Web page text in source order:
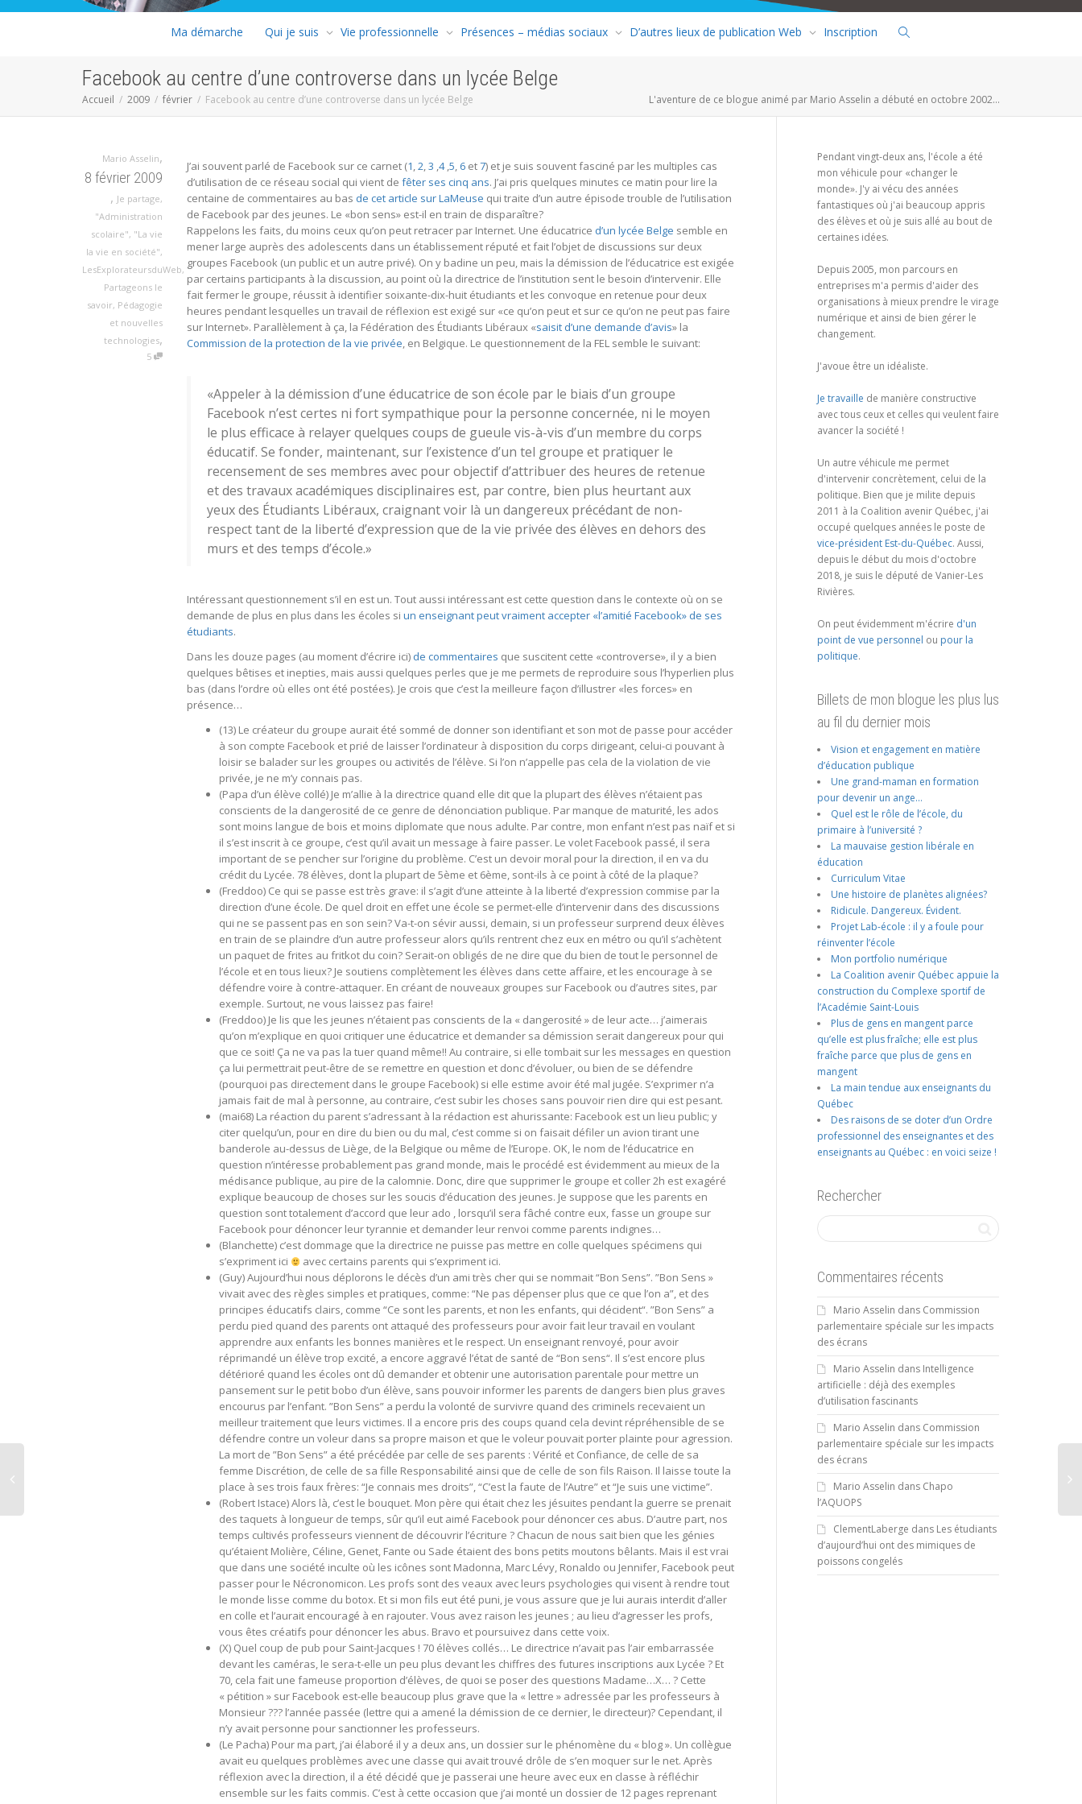
Ma démarche Qui je suis Vie professionnelle Présences – médias sociaux D’autres lieux de publication Web Inscription
Facebook au centre d’une controverse dans un lycée Belge
Accueil 2009 février Facebook au centre d’une controverse dans un lycée Belge L'aventure de ce blogue animé par Mario Asselin a débuté en octobre 2002...
Mario Asselin,
8 février 2009
, Je partage,
"Administration
scolaire", "La vie
la vie en société",
LesExplorateursduWeb,
Partageons le
savoir, Pédagogie
et nouvelles
technologies,
5
J’ai souvent parlé de Facebook sur ce carnet (1,2,3 ,4,5, 6 et7) et je suis souvent fasciné par les multiples cas
d’utilisation de ce réseau social qui vient de fêter ses cinq ans. J’ai pris quelques minutes ce matin pour lire la
centaine de commentaires au bas de cet article sur LaMeuse qui traite d’un autre épisode trouble de l’utilisation
de Facebook par des jeunes. Le «bon sens» est-il en train de disparaître?
Rappelons les faits, du moins ceux qu’on peut retracer par Internet. Une éducatrice d’un lycée Belge semble en
mener large auprès des adolescents dans un établissement réputé et fait l’objet de discussions sur deux
groupes Facebook (un public et un autre privé). On y badine un peu, mais la démission de l’éducatrice est exigée
par certains participants à la discussion, au point où la directrice de l’institution sent le besoin d’intervenir. Elle
fait fermer le groupe, réussit à identifier soixante-dix-huit étudiants et les convoque en retenue pour deux
heures pendant lesquelles un travail de réflexion est exigé sur «ce qu’on peut et sur ce qu’on ne peut pas faire
sur Internet». Parallèlement à ça, la Fédération des Étudiants Libéraux «saisit d’une demande d’avis» la
Commission de la protection de la vie privée, en Belgique. Le questionnement de la FEL semble le suivant:
«Appeler à la démission d’une éducatrice de son école par le biais d’un groupe
Facebook n’est certes ni fort sympathique pour la personne concernée, ni le moyen
le plus efficace à relayer quelques coups de gueule vis-à-vis d’un membre du corps
éducatif. Se fonder, maintenant, sur l’existence d’un tel groupe et pratiquer le
recensement de ses membres avec pour objectif d’attribuer des heures de retenue
et des travaux académiques disciplinaires est, par contre, bien plus heurtant aux
yeux des Étudiants Libéraux, craignant voir là un dangereux précédant de non-
respect tant de la liberté d’expression que de la vie privée des élèves en dehors des
murs et des temps d’école.»
Intéressant questionnement s’il en est un. Tout aussi intéressant est cette question dans le contexte où on se
demande de plus en plus dans les écoles si un enseignant peut vraiment accepter «l’amitié Facebook» de ses
étudiants.
Dans les douze pages (au moment d’écrire ici) de commentaires que suscitent cette «controverse», il y a bien
quelques bêtises et inepties, mais aussi quelques perles que je me permets de reproduire sous l’hyperlien plus
bas (dans l’ordre où elles ont été postées). Je crois que c’est la meilleure façon d’illustrer «les forces» en
présence…
(13) Le créateur du groupe aurait été sommé de donner son identifiant et son mot de passe pour accéder
à son compte Facebook et prié de laisser l’ordinateur à disposition du corps dirigeant, celui-ci pouvant à
loisir se balader sur les groupes ou activités de l’élève. Si l’on n’appelle pas cela de la violation de vie
privée, je ne m’y connais pas.
(Papa d’un élève collé) Je m’allie à la directrice quand elle dit que la plupart des élèves n’étaient pas
conscients de la dangerosité de ce genre de dénonciation publique. Par manque de maturité, les ados
sont moins langue de bois et moins diplomate que nous adulte. Par contre, mon enfant n’est pas naïf et si
il s’est inscrit à ce groupe, c’est qu’il avait un message à faire passer. Le volet Facebook passé, il sera
important de se pencher sur l’origine du problème. C’est un devoir moral pour la direction, il en va du
crédit du Lycée. 78 élèves, dont la plupart de 5ème et 6ème, sont-ils à ce point à côté de la plaque?
(Freddoo) Ce qui se passe est très grave: il s’agit d’une atteinte à la liberté d’expression commise par la
direction d’une école. De quel droit en effet une école se permet-elle d’intervenir dans des discussions
qui ne se passent pas en son sein? Va-t-on sévir aussi, demain, si un professeur surprend deux élèves
en train de se plaindre d’un autre professeur alors qu’ils rentrent chez eux en métro ou qu’il s’achètent
un paquet de frites au fritkot du coin? Serait-on obligés de ne dire que du bien de tout le personnel de
l’école et en tous lieux? Je soutiens complètement les élèves dans cette affaire, et les encourage à se
défendre voire à contre-attaquer. En créant de nouveaux groupes sur Facebook ou d’autres sites, par
exemple. Surtout, ne vous laissez pas faire!
(Freddoo) Je lis que les jeunes n’étaient pas conscients de la « dangerosité » de leur acte… j’aimerais
qu’on m’explique en quoi critiquer une éducatrice et demander sa démission serait dangereux pour qui
que ce soit! Ça ne va pas la tuer quand même!! Au contraire, si elle tombait sur les messages en question
ça lui permettrait peut-être de se remettre en question et donc d’évoluer, ou bien de se défendre
(pourquoi pas directement dans le groupe Facebook) si elle estime avoir été mal jugée. S’exprimer n’a
jamais fait de mal à personne, au contraire, c’est subir les choses sans pouvoir rien dire qui est pesant.
(mai68) La réaction du parent s’adressant à la rédaction est ahurissante: Facebook est un lieu public; y
citer quelqu’un, pour en dire du bien ou du mal, c’est comme si on faisait défiler un avion tirant une
banderole au-dessus de Liège, de la Belgique ou même de l’Europe. OK, le nom de l’éducatrice en
question n’intéresse probablement pas grand monde, mais le procédé est évidemment au mieux de la
médisance publique, au pire de la calomnie. Donc, dire que supprimer le groupe et coller 2h est exagéré
explique beaucoup de choses sur les soucis d’éducation des jeunes. Je suppose que les parents en
question sont totalement d’accord que leur ado , lorsqu’il sera fâché contre eux, fasse un groupe sur
Facebook pour dénoncer leur tyrannie et demander leur renvoi comme parents indignes…
(Blanchette) c’est dommage que la directrice ne puisse pas mettre en colle quelques spécimens qui
s’expriment ici
avec certains parents qui s’expriment ici.
(Guy) Aujourd’hui nous déplorons le décès d’un ami très cher qui se nommait “Bon Sens”. ”Bon Sens »
vivait avec des règles simples et pratiques, comme: “Ne pas dépenser plus que ce que l’on a”, et des
principes éducatifs clairs, comme “Ce sont les parents, et non les enfants, qui décident“. ”Bon Sens” a
perdu pied quand des parents ont attaqué des professeurs pour avoir fait leur travail en voulant
apprendre aux enfants les bonnes manières et le respect. Un enseignant renvoyé, pour avoir
réprimandé un élève trop excité, a encore aggravé l’état de santé de “Bon sens“. Il s’est encore plus
détérioré quand les écoles ont dû demander et obtenir une autorisation parentale pour mettre un
pansement sur le petit bobo d’un élève, sans pouvoir informer les parents de dangers bien plus graves
encourus par l’enfant. ”Bon Sens” a perdu la volonté de survivre quand des criminels recevaient un
meilleur traitement que leurs victimes. Il a encore pris des coups quand cela devint répréhensible de se
défendre contre un voleur dans sa propre maison et que le voleur pouvait porter plainte pour agression.
La mort de ”Bon Sens” a été précédée par celle de ses parents : Vérité et Confiance, de celle de sa
femme Discrétion, de celle de sa fille Responsabilité ainsi que de celle de son fils Raison. Il laisse toute la
place à ses trois faux frères: “Je connais mes droits”, “C’est la faute de l’Autre” et “Je suis une victime”.
(Robert Istace) Alors là, c’est le bouquet. Mon père qui était chez les jésuites pendant la guerre se prenait
des taquets à longueur de temps, sûr qu’il eut aimé Facebook pour dénoncer ces abus. D’autre part, nos
temps cultivés professeurs viennent de découvrir l’écriture ? Chacun de nous sait bien que les génies
qu’étaient Molière, Céline, Genet, Fante ou Sade étaient des bons petits moutons bêlants. Mais il est vrai
que dans une société inculte où les icônes sont Madonna, Marc Lévy, Ronaldo ou Jennifer, Facebook peut
passer pour le Nécronomicon. Les profs sont des veaux avec leurs psychologies qui visent à rendre tout
le monde lisse comme du botox. Et si mon fils eut été puni, je vous assure que je lui aurais interdit d’aller
en colle et l’aurait encouragé à en rajouter. Vous avez raison les jeunes ; au lieu d’agresser les profs,
vous êtes créatifs pour dénoncer les abus. Bravo et poursuivez dans cette voix.
(X) Quel coup de pub pour Saint-Jacques ! 70 élèves collés… Le directrice n’avait pas l’air embarrassée
devant les caméras, le sera-t-elle un peu plus devant les chiffres des futures inscriptions aux Lycée ? Et
70, cela fait une fameuse proportion d’élèves, de quoi se poser des questions Madame…X… ? Cette
« pétition » sur Facebook est-elle beaucoup plus grave que la « lettre » adressée par les professeurs à
Monsieur ??? l’année passée (lettre qui a amené la démission de ce dernier, le directeur)? Cependant, il
n’y avait personne pour sanctionner les professeurs.
(Le Pacha) Pour ma part, j’ai élaboré il y a deux ans, un dossier sur le phénomène du « blog ». Un collègue
avait eu quelques problèmes avec une classe qui avait trouvé drôle de s’en moquer sur le net. Après
réflexion avec la direction, il a été décidé que je passerai une heure avec eux en classe à réfléchir
ensemble sur les faits commis. C’est à cette occasion que j’ai monté un dossier de 12 pages reprenant
Pendant vingt-deux ans, l'école a été
mon véhicule pour «changer le
monde». J'y ai vécu des années
fantastiques où j'ai beaucoup appris
des élèves et où je suis allé au bout de
certaines idées.
Depuis 2005, mon parcours en
entreprises m'a permis d'aider des
organisations à mieux prendre le virage
numérique et ainsi de bien gérer le
changement.
J'avoue être un idéaliste.
Je travaille de manière constructive
avec tous ceux et celles qui veulent faire
avancer la société !
Un autre véhicule me permet
d'intervenir concrètement, celui de la
politique. Bien que je milite depuis
2011 à la Coalition avenir Québec, j'ai
occupé quelques années le poste de
vice-président Est-du-Québec. Aussi,
depuis le début du mois d'octobre
2018, je suis le député de Vanier-Les
Rivières.
On peut évidemment m'écrire d'un
point de vue personnel ou pour la
politique.
Billets de mon blogue les plus lus
au fil du dernier mois
Vision et engagement en matière
d’éducation publique
Une grand-maman en formation
pour devenir un ange…
Quel est le rôle de l’école, du
primaire à l’université ?
La mauvaise gestion libérale en
éducation
Curriculum Vitae
Une histoire de planètes alignées?
Ridicule. Dangereux. Évident.
Projet Lab-école : il y a foule pour
réinventer l’école
Mon portfolio numérique
La Coalition avenir Québec appuie la
construction du Complexe sportif de
l’Académie Saint-Louis
Plus de gens en mangent parce
qu’elle est plus fraîche; elle est plus
fraîche parce que plus de gens en
mangent
La main tendue aux enseignants du
Québec
Des raisons de se doter d’un Ordre
professionnel des enseignantes et des
enseignants au Québec : en voici seize !
Rechercher
Commentaires récents
Mario Asselin dans Commission
parlementaire spéciale sur les impacts
des écrans
Mario Asselin dans Intelligence
artificielle : déjà des exemples
d’utilisation fascinants
Mario Asselin dans Commission
parlementaire spéciale sur les impacts
des écrans
Mario Asselin dans Chapo
l’AQUOPS
ClementLaberge dans Les étudiants
d’aujourd’hui ont des mimiques de
poissons congelés